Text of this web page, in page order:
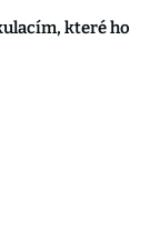
které ho